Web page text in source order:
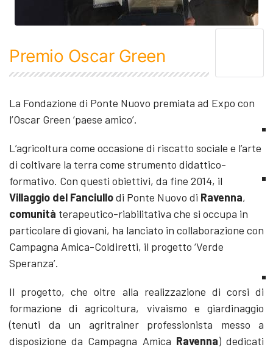
Premio Oscar Green
La Fondazione di Ponte Nuovo premiata ad Expo con
l’Oscar Green ‘paese amico’.
L’agricoltura come occasione di riscatto sociale e l’arte
di coltivare la terra come strumento didattico-
formativo. Con questi obiettivi, da fine 2014, il
Villaggio del Fanciullodi Ponte Nuovo di Ravenna,
comunità terapeutico-riabilitativa che si occupa in
particolare di giovani, ha lanciato in collaborazione con
Campagna Amica-Coldiretti, il progetto ‘Verde
Speranza’.
Il progetto, che oltre alla realizzazione di corsi di
formazione di agricoltura, vivaismo e giardinaggio
(tenuti da un agritrainer professionista messo a
disposizione da Campagna Amica Ravenna) dedicati